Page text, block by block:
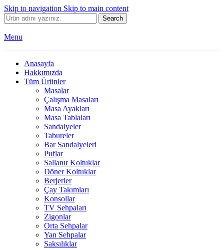
Skip to navigation Skip to main content
Search
Menu
Anasayfa
Hakkımızda
Tüm Ürünler
Masalar
Çalışma Masaları
Masa Ayakları
Masa Tablaları
Sandalyeler
Tabureler
Bar Sandalyeleri
Puflar
Sallanır Koltuklar
Döner Koltuklar
Berjerler
Çay Takımları
Konsollar
TV Sehpaları
Zigonlar
Orta Sehpalar
Yan Sehpalar
Saksılıklar